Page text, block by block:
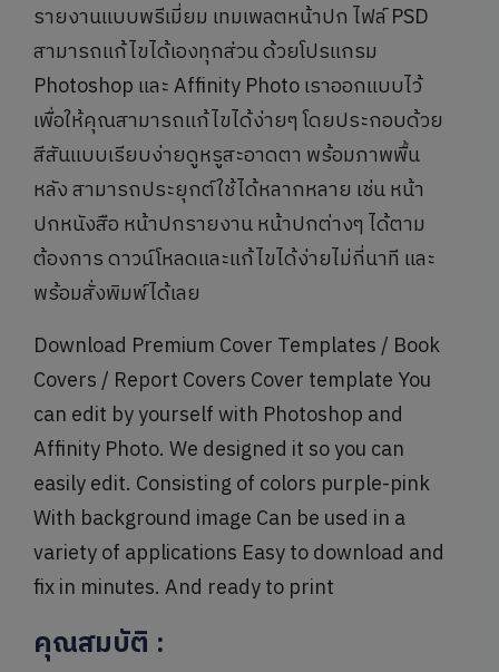
รายงานแบบพรีเมี่ยม เทมเพลตหน้าปก ไฟล์ PSD
สามารถแก้ไขได้เองทุกส่วน ด้วยโปรแกรม
Photoshop และ Affinity Photo เราออกแบบไว้
เพื่อให้คุณสามารถแก้ไขได้ง่ายๆ โดยประกอบด้วย
สีสันแบบเรียบง่ายดูหรูสะอาดตา พร้อมภาพพื้น
หลัง สามารถประยุกต์ใช้ได้หลากหลาย เช่น หน้า
ปกหนังสือ หน้าปกรายงาน หน้าปกต่างๆ ได้ตาม
ต้องการ ดาวน์โหลดและแก้ไขได้ง่ายไม่กี่นาที และ
พร้อมสั่งพิมพ์ได้เลย
Download Premium Cover Templates / Book
Covers / Report Covers Cover template You
can edit by yourself with Photoshop and
Affinity Photo. We designed it so you can
easily edit. Consisting of colors purple-pink
With background image Can be used in a
variety of applications Easy to download and
fix in minutes. And ready to print
คุณสมบัติ :